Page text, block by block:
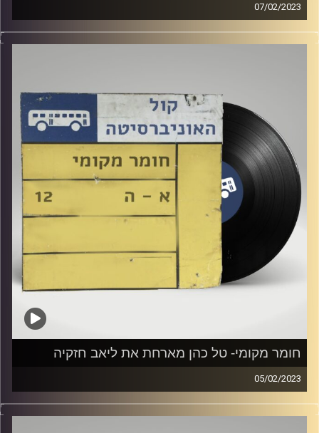
07/02/2023
שעה של מוזיקה ישראלית עם יעל אפלבאום
Elior Buchnik
חומר מקומי- טל כהן מארחת את ליאב חזקיה
05/02/2023
שעה של מוזיקה ישראלית עם טל כהן